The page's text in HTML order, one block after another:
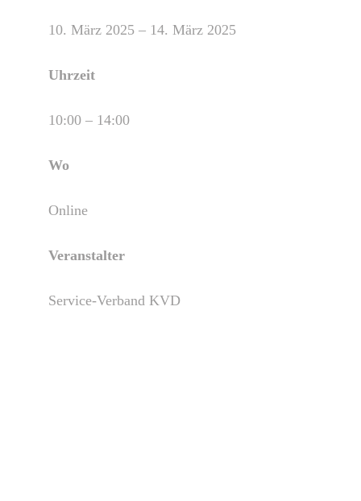
10. März 2025 – 14. März 2025
Uhrzeit
10:00 – 14:00
Wo
Online
Veranstalter
Service-Verband KVD